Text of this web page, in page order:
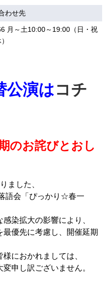
わせ先
月～土10:00～19:00（日・祝
公演はコチ
のお詫びとおし
ました、
語会「ぴっかり☆春一
染拡大の影響により、
優先に考慮し、開催延期
におかれましては、
申し訳ございません。